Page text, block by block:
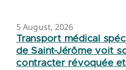
5 August, 2026
Transport médical
de Saint-Jérôme voit
contracter révoquée